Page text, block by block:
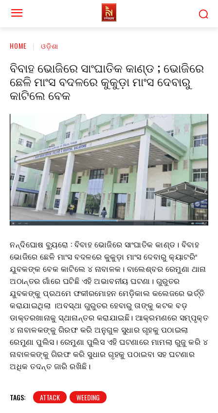
HOME ଓଡ଼ିଶା
ବିବାହ ଭୋଜିରେ ସାଂଘାତିକ କାଣ୍ଡ ; ଭୋଜିରେ
ଛେଳି ମାଂସ ବଦଳରେ କୁକୁଡ଼ା ମାଂସ ଦେବାରୁ
କାଟିଲେ ବେକ
ନନ୍ଦିଘୋଷ ବ୍ୟୁରୋ : ବିବାହ ଭୋଜିରେ ସାଂଘାତିକ କାଣ୍ଡ। ବିବାହ
ଭୋଜିରେ ଛେଳି ମାଂସ ବଦଳରେ କୁକୁଡ଼ା ମାଂସ ଦେବାରୁ କ୍ୟାଟରିଂ
ଯୁବକଙ୍କ ବେକ କାଟିଲେ ୪ ନାବାଳକ। ବାଲେଶ୍ବର ରେମୁଣା ଥାନା
ଅଠାନ୍ତର ଗାଁରେ ଘଟିଛି ଏହି ଅଭାବନୀୟ ଘଟଣା। ଗୁରୁତର
ଯୁବକଙ୍କୁ ପ୍ରଥମେ ଫକୀରମୋହନ ମେଡ଼ିକାଲ କଲେଜରେ ଭର୍ତ୍ତି
କରାଯାଇଥିଲା ।ଅବସ୍ଥା ଗୁରୁତର ହେବାରୁ ତାଙ୍କୁ କଟକ ବଡ଼
ଡାକ୍ତରଖାନାକୁ ସ୍ଥାନାନ୍ତର କରାଯାଇଛି। ଆକ୍ରମଣରେ ସମ୍ପୃକ୍ତ
୪ ନାବାଳକଙ୍କୁ ଗିରଫ କରି ଅନୁଗୁଳ ସୁଧାର ଗୃହକୁ ପଠାଇଲା
ରେମୁଣା ପୁଲିସ। ରେମୁଣା ପୁଲିସ ଏହି ଘଟଣାରେ ମାମଲା ରୁଜୁ କରି ୪
ନାବାଳକଙ୍କୁ ଗିରଫ କରି ସୁଧାର ଗୃହକୁ ପଠାଇବା ସହ ଘଟଣାର
ଅଧିକ ତଦନ୍ତ ଜାରି ରଖିଛି।
TAGS: ATTACK WEEDING